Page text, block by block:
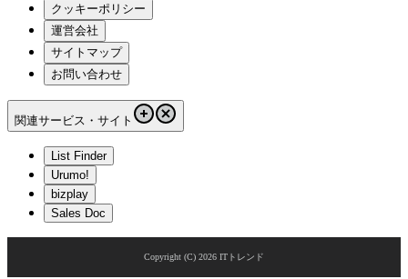
クッキーポリシー
運営会社
サイトマップ
お問い合わせ
関連サービス・サイト
List Finder
Urumo!
bizplay
Sales Doc
Copyright (C) 2026 ITトレンド